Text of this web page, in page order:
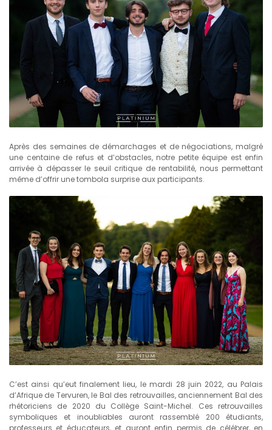
Après des semaines de démarchages et de négociations, malgré
une centaine de refus et d’obstacles, notre petite équipe est enfin
arrivée à dépasser le seuil critique de rentabilité, nous permettant
même d’offrir une tombola surprise aux participants.
C’est ainsi qu’eut finalement lieu, le mardi 28 juin 2022, au Palais
d’Afrique de Tervuren, le Bal des retrouvailles, anciennement Bal des
rhétoriciens de 2020 du Collège Saint-Michel. Ces retrouvailles
symboliques et inoubliables auront rassemblé 200 étudiants,
professeurs et éducateurs, et auront enfin permis de célébrer, en